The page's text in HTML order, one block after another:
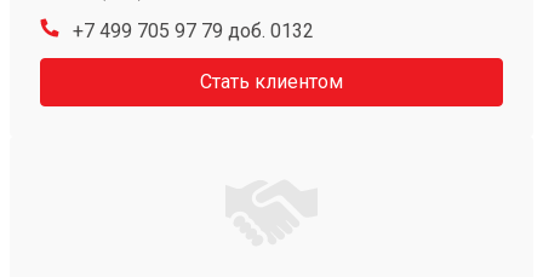
+7 499 705 97 79 доб. 0132
Стать клиентом